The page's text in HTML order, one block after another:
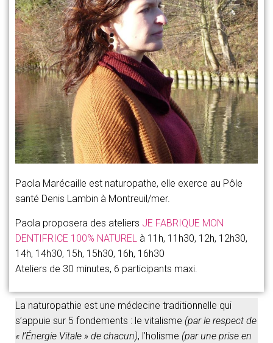
Paola Marécaille est naturopathe, elle exerce au Pôle
santé Denis Lambin à Montreuil/mer.
Paola proposera des ateliers JE FABRIQUE MON
DENTIFRICE 100% NATUREL à 11h, 11h30, 12h, 12h30,
14h, 14h30, 15h, 15h30, 16h, 16h30
Ateliers de 30 minutes, 6 participants maxi.
La naturopathie est une médecine traditionnelle qui
s’appuie sur 5 fondements : le vitalisme (par le respect de
« l’Énergie Vitale » de chacun), l’holisme (par une prise en